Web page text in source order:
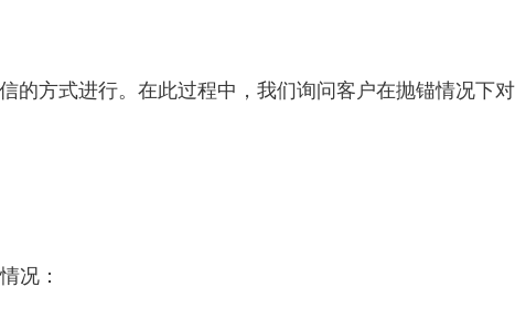
的方式进行。在此过程中，我们询问客户在抛锚情况下对
况：